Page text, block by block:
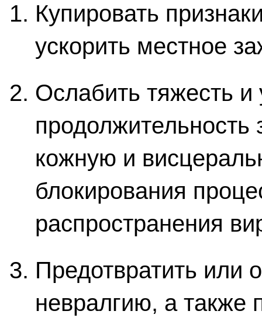
Купировать
ускорить местное
Ослабить тяжесть
продолжительность
кожную и
блокирования
распространения
Предотвратить или
невралгию, а также